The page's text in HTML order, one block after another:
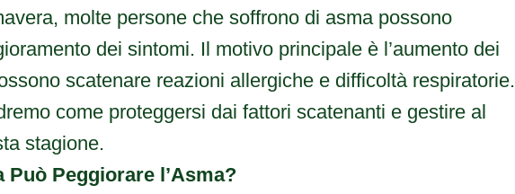
molte persone che soffrono di asma possono
dei sintomi. Il motivo principale è l’aumento dei
scatenare reazioni allergiche e difficoltà respiratorie.
come proteggersi dai fattori scatenanti e gestire al
stagione.
Peggiorare l’Asma?